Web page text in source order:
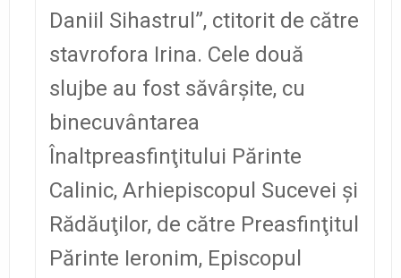
Daniil Sihastrul”, ctitorit de către
stavrofora Irina. Cele două
slujbe au fost săvârşite, cu
binecuvântarea
Înaltpreasfinţitului Părinte
Calinic, Arhiepiscopul Sucevei şi
Rădăuţilor, de către Preasfinţitul
Părinte Ieronim, Episcopul